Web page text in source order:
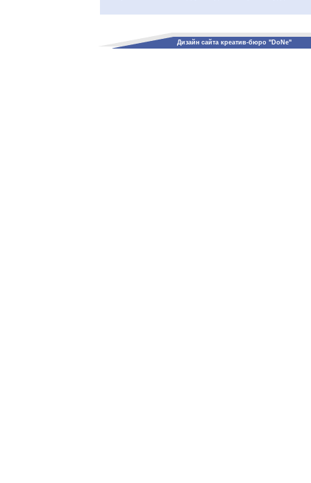
Дизайн сайта креатив-бюро "DoNe"